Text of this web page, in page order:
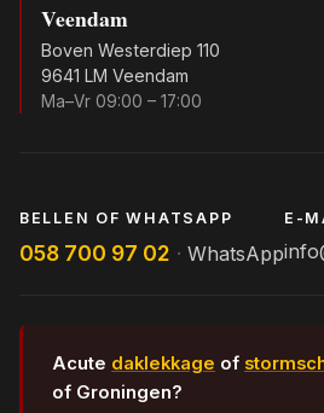
Veendam
Boven Westerdiep 110
9641 LM Veendam
Ma–Vr 09:00 – 17:00
BELLEN OF WHATSAPP
058 700 97 02 · WhatsApp
E-
Acute daklekkage of
of Groningen?